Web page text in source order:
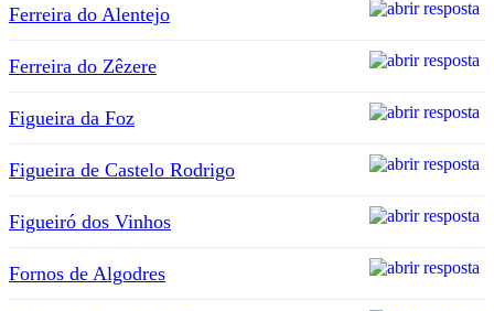
Ferreira do Alentejo
Ferreira do Zêzere
Figueira da Foz
Figueira de Castelo Rodrigo
Figueiró dos Vinhos
Fornos de Algodres